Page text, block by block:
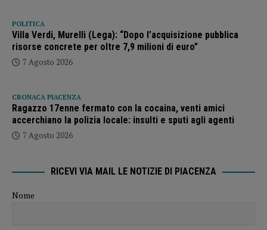
POLITICA
Villa Verdi, Murelli (Lega): “Dopo l’acquisizione pubblica
risorse concrete per oltre 7,9 milioni di euro”
7 Agosto 2026
CRONACA PIACENZA
Ragazzo 17enne fermato con la cocaina, venti amici
accerchiano la polizia locale: insulti e sputi agli agenti
7 Agosto 2026
RICEVI VIA MAIL LE NOTIZIE DI PIACENZA
Nome